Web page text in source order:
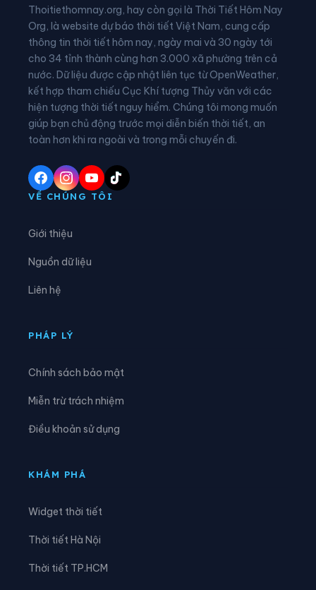
Xã Bình Minh Xã Bình Sơn
Xã Bờ Y Xã Cà Đam
Xã Đăk Hà Xã Đăk Kôi
Xã Đăk Long Xã Đăk Mar
Xã Đăk Môn Xã Đăk Pék
Xã Đăk Plô
Xã Đăk Rơ Wa
Xã Dục Nông
Xã Măng Đen
Thoitiethomnay.org, hay còn gọi là Thời Tiết Hôm Nay
Org, là website dự báo thời tiết Việt Nam, cung cấp
thông tin thời tiết hôm nay, ngày mai và 30 ngày tới
cho 34 tỉnh thành cùng hơn 3.000 xã phường trên cả
nước. Dữ liệu được cập nhật liên tục từ OpenWeather,
kết hợp tham chiếu Cục Khí tượng Thủy văn với các
hiện tượng thời tiết nguy hiểm. Chúng tôi mong muốn
giúp bạn chủ động trước mọi diễn biến thời tiết, an
toàn hơn khi ra ngoài và trong mỗi chuyến đi.
VỀ CHÚNG TÔI
Giới thiệu
Nguồn dữ liệu
Liên hệ
PHÁP LÝ
Chính sách bảo mật
Miễn trừ trách nhiệm
Điều khoản sử dụng
KHÁM PHÁ
Widget thời tiết
Thời tiết Hà Nội
Thời tiết TP.HCM